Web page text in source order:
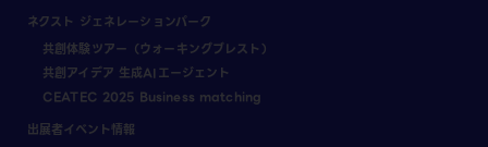
ネクスト ジェネレーションパーク
共創体験ツアー（ウォーキングブレスト）
共創アイデア 生成AIエージェント
CEATEC 2025 Business matching
出展者イベント情報